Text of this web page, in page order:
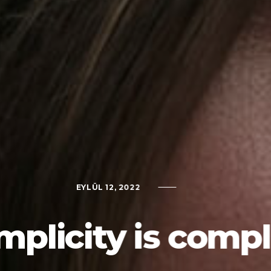
EYLÜL 12, 2022
is